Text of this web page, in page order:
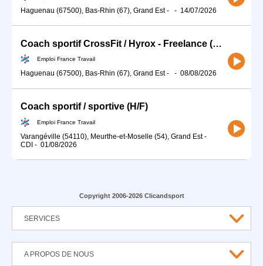
Haguenau (67500), Bas-Rhin (67), Grand Est- - 14/07/2026
Coach sportif CrossFit / Hyrox - Freelance (H/F)
Emploi France Travail
Haguenau (67500), Bas-Rhin (67), Grand Est- - 08/08/2026
Coach sportif / sportive (H/F)
Emploi France Travail
Varangéville (54110), Meurthe-et-Moselle (54), Grand Est-
CDI - 01/08/2026
Copyright 2006-2026 Clicandsport
SERVICES
A PROPOS DE NOUS